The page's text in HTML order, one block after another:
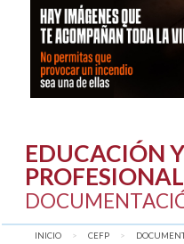
EDUCACIÓN
PROFESIONAL
INICIO CEFP